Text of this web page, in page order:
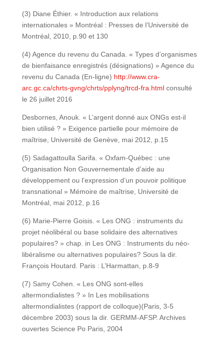
(3) Diane Éthier. « Introduction aux relations
internationales » Montréal : Presses de l’Université de
Montréal, 2010, p.90 et 130
(4) Agence du revenu du Canada. « Types d’organismes
de bienfaisance enregistrés (désignations) » Agence du
revenu du Canada (En-ligne) http://www.cra-
arc.gc.ca/chrts-gvng/chrts/pplyng/trcd-fra.htmlconsulté
le 26 juillet 2016
Desbornes, Anouk. « L’argent donné aux ONGs est-il
bien utilisé ? » Exigence partielle pour mémoire de
maîtrise, Université de Genève, mai 2012, p.15
(5) Sadagattoulla Sarifa. « Oxfam-Québec : une
Organisation Non Gouvernementale d’aide au
développement ou l’expression d’un pouvoir politique
transnational » Mémoire de maîtrise, Université de
Montréal, mai 2012, p.16
(6) Marie-Pierre Goisis. « Les ONG : instruments du
projet néolibéral ou base solidaire des alternatives
populaires? » chap. in Les ONG : Instruments du néo-
libéralisme ou alternatives populaires? Sous la dir.
François Houtard. Paris : L’Harmattan, p.8-9
(7) Samy Cohen. « Les ONG sont-elles
altermondialistes ? » In Les mobilisations
altermondialistes (rapport de colloque)(Paris, 3-5
décembre 2003) sous la dir. GERMM-AFSP. Archives
ouvertes Science Po Paris, 2004